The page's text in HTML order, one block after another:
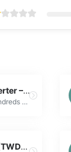
Free Video Downloader & Converter – MP4/MP3 Online Tool
Download and convert videos from hundreds of platforms. Free online video converter tool supports HD quality. No software installation needed.
This Waifu Does Not Exist v3.5 (TWDNEv3.5) – Gwern